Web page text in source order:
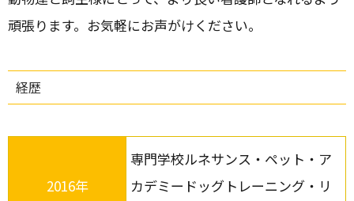
頑張ります。お気軽にお声がけください。
経歴
2016年
専門学校ルネサンス・ペット・ア
カデミードッグトレーニング・リ